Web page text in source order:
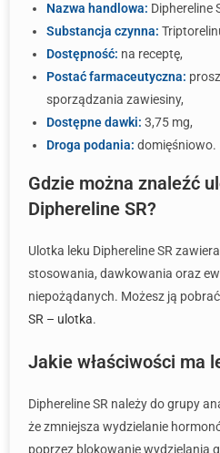
Nazwa handlowa: Diphereline
Substancja czynna:
Dostępność: na receptę,
Postać farmaceutyczna:
sporządzania zawiesiny,
Dostępne dawki: 3,75 mg,
Droga podania: domięśniowo.
Gdzie można znaleźć
Diphereline SR?
Ulotka leku Diphereline SR
stosowania, dawkowania oraz
niepożądanych. Możesz ją
SR – ulotka.
Jakie właściwości ma
Diphereline SR należy do grupy
że zmniejsza wydzielanie
poprzez blokowanie wydzielania